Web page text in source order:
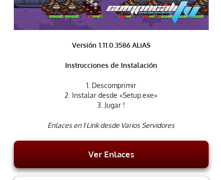
Versión 1.11.0.3586 ALiAS
Instrucciones de Instalación
1. Descomprimir
2. Instalar desde «Setup.exe»
3. Jugar !
Enlaces en 1 Link desde Varios Servidores
Ver Enlaces